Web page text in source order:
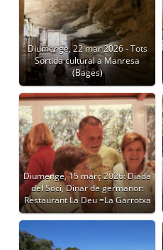
Diumenge, 22 mar 2026 - Tots
Sortida cultural a Manresa
(Bages)
Diumenge, 15 març 2026: Diada
del Soci, Dinar de germanor:
Restaurant La Deu =La Garrotxa